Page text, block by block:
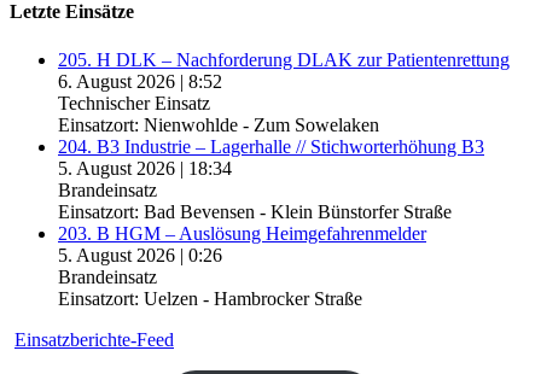
Letzte Einsätze
205. H DLK – Nachforderung DLAK zur Patientenrettung
6. August 2026 | 8:52
Technischer Einsatz
Einsatzort: Nienwohlde - Zum Sowelaken
204. B3 Industrie – Lagerhalle // Stichworterhöhung B3
5. August 2026 | 18:34
Brandeinsatz
Einsatzort: Bad Bevensen - Klein Bünstorfer Straße
203. B HGM – Auslösung Heimgefahrenmelder
5. August 2026 | 0:26
Brandeinsatz
Einsatzort: Uelzen - Hambrocker Straße
Einsatzberichte-Feed